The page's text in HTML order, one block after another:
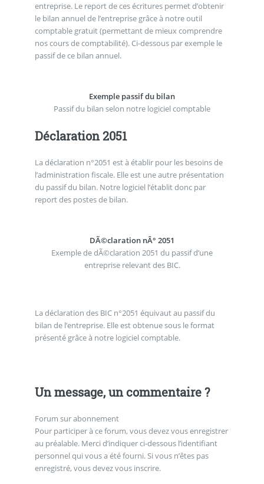
entreprise. Le report de ces écritures permet d’obtenir
le bilan annuel de l’entreprise grâce à notre outil
comptable gratuit (permettant de mieux comprendre
nos cours de comptabilité). Ci-dessous par exemple le
passif de ce bilan annuel.
Exemple passif du bilan
Passif du bilan selon notre logiciel comptable
Déclaration 2051
La déclaration n°2051 est à établir pour les besoins de
l’administration fiscale. Elle est une autre présentation
du passif du bilan. Notre logiciel l’établit donc par
report des postes de bilan.
DÃ©claration nÂ° 2051
Exemple de dÃ©claration 2051 du passif d’une
entreprise relevant des BIC.
La déclaration des BIC n°2051 équivaut au passif du
bilan de l’entreprise. Elle est obtenue sous le format
présenté grâce à notre logiciel comptable.
Un message, un commentaire ?
Forum sur abonnement
Pour participer à ce forum, vous devez vous enregistrer
au préalable. Merci d’indiquer ci-dessous l’identifiant
personnel qui vous a été fourni. Si vous n’êtes pas
enregistré, vous devez vous inscrire.